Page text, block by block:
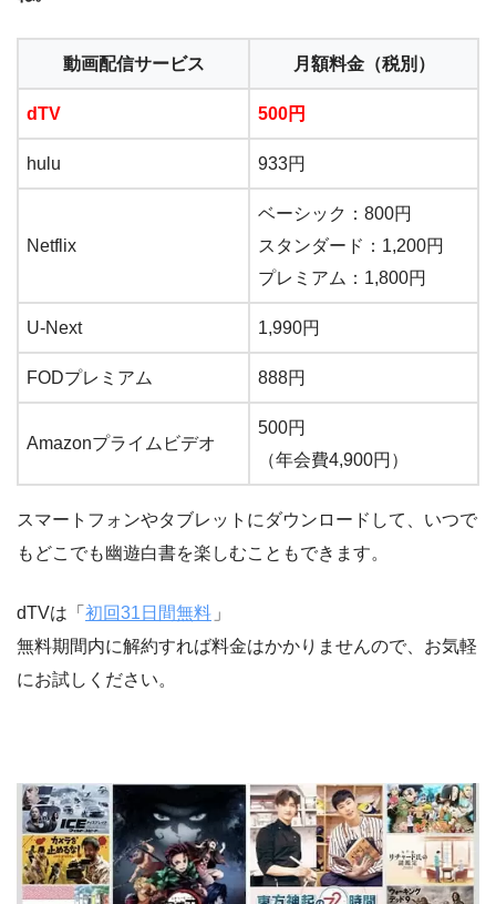
動画配信サービス 月額料金（税別）
dTV 500円
hulu 933円
Netflix
ベーシック：800円
スタンダード：1,200円
プレミアム：1,800円
U-Next 1,990円
FODプレミアム 888円
Amazonプライムビデオ
500円
（年会費4,900円）
スマートフォンやタブレットにダウンロードして、いつで
もどこでも幽遊白書を楽しむこともできます。
dTVは「 初回31日間無料 」
無料期間内に解約すれば料金はかかりませんので、お気軽
にお試しください。